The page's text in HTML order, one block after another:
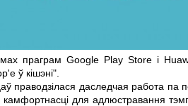
праграм Google Play Store і
ў кішэні".
праводзілася даследчая работа
камфортнасці для адлюстравання